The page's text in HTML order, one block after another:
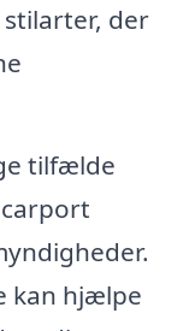
der
tilfælde
kan hjælpe